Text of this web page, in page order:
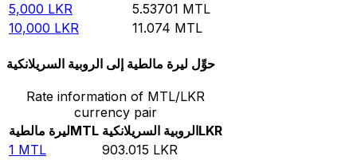
5,000 LKR 5.53701 MTL
10,000 LKR 11.074 MTL
حوِّل ليرة مالطية إلى الروبية السريلانكية
Rate information of MTL/LKR
currency pair
ليرة مالطيةMTL الروبية السريلانكيةLKR
1 MTL 903.015 LKR